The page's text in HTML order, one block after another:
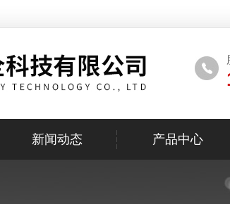
新闻动态 产品中心